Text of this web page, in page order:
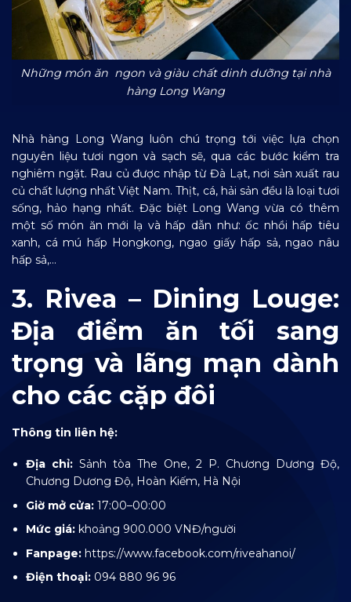
Những món ăn ngon và giàu chất dinh dưỡng tại nhà
hàng Long Wang
Nhà hàng Long Wang luôn chú trọng tới việc lựa chọn
nguyên liệu tươi ngon và sạch sẽ, qua các bước kiểm tra
nghiêm ngặt. Rau củ được nhập từ Đà Lạt, nơi sản xuất rau
củ chất lượng nhất Việt Nam. Thịt, cá, hải sản đều là loại tươi
sống, hảo hạng nhất. Đặc biệt Long Wang vừa có thêm
một số món ăn mới lạ và hấp dẫn như: ốc nhồi hấp tiêu
xanh, cá mú hấp Hongkong, ngao giấy hấp sả, ngao nâu
hấp sả,…
3. Rivea – Dining Louge:
Địa điểm ăn tối sang
trọng và lãng mạn dành
cho các cặp đôi
Thông tin liên hệ:
Địa chỉ: Sảnh tòa The One, 2 P. Chương Dương Độ,
Chương Dương Độ, Hoàn Kiếm, Hà Nội
Giờ mở cửa: 17:00–00:00
Mức giá: khoảng 900.000 VNĐ/người
Fanpage: https://www.facebook.com/riveahanoi/
Điện thoại: 094 880 96 96